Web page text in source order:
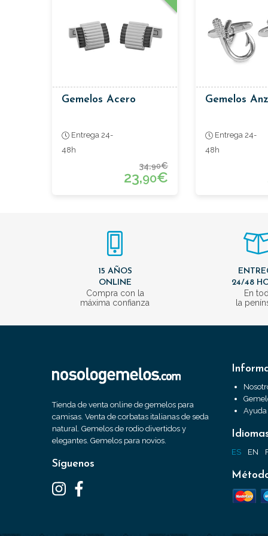
Gemelos Acero
Entrega 24-
48h
34,90€
23,90€
Gemelos
Entrega 24-
48h
15 AÑOS
ONLINE
Compra con la
máxima confianza
24/48
En
la
Tienda de venta online de gemelos para
camisas. Venta de corbatas italianas de seda
natural. Gemelos de rodio divertidos y
elegantes. Gemelos para novios.
Síguenos
Ayuda
ES EN